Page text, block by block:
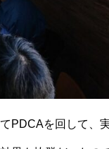
PDCAを回して、